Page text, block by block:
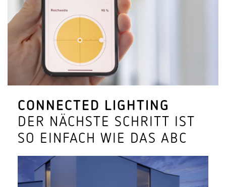
CONNECTED LIGHTING
DER NÄCHSTE SCHRITT IST
SO EINFACH WIE DAS ABC